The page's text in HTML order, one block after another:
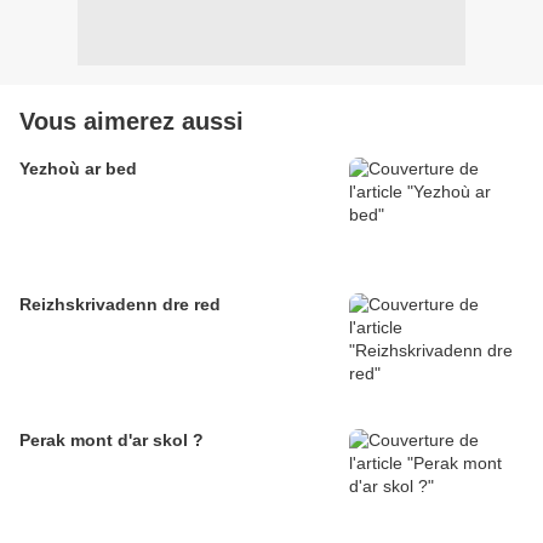
Vous aimerez aussi
Yezhoù ar bed
Reizhskrivadenn dre red
Perak mont d'ar skol ?